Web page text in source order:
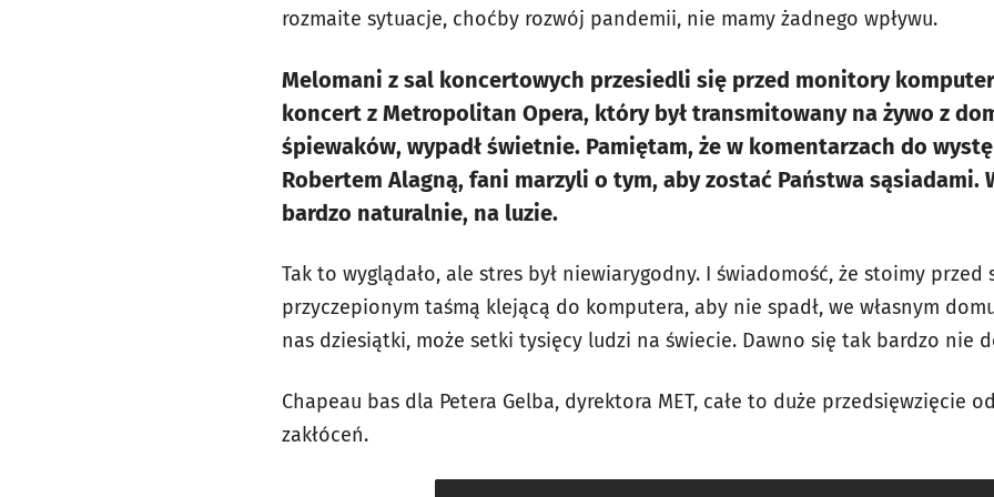
rozmaite sytuacje, choćby rozwój pandemii, nie mamy żadnego wpływu.
Melomani z sal koncertowych przesiedli się przed monitory
koncert z Metropolitan Opera, który był transmitowany na żywo z
śpiewaków, wypadł świetnie. Pamiętam, że w komentarzach do
Robertem Alagną, fani marzyli o tym, aby zostać Państwa sąsiadami.
bardzo naturalnie, na luzie.
Tak to wyglądało, ale stres był niewiarygodny. I świadomość, że stoimy
przyczepionym taśmą klejącą do komputera, aby nie spadł, we własnym
nas dziesiątki, może setki tysięcy ludzi na świecie. Dawno się tak bardzo nie
Chapeau bas dla Petera Gelba, dyrektora MET, całe to duże przedsięwzięcie
zakłóceń.